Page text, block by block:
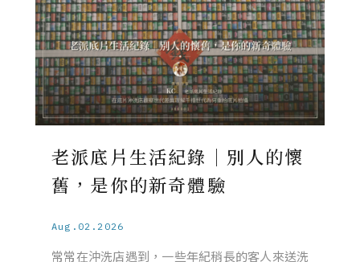
老派底片生活紀錄｜別人的懷
舊，是你的新奇體驗
Aug.02.2026
常常在沖洗店遇到，一些年紀稍長的客人來送洗